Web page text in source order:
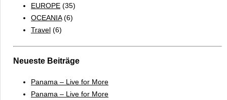
EUROPE (35)
OCEANIA(6)
Travel (6)
Neueste Beiträge
Panama – Live for More
Panama – Live for More